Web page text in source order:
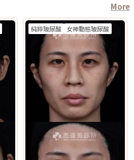
More
純粹玻尿酸 女神動態玻尿酸